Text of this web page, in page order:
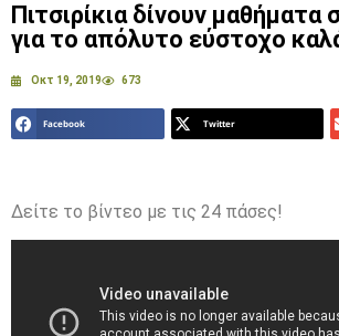
Πιτσιρίκια δίνουν μαθήματα
για το απόλυτο εύστοχο
Οκτ 19, 2019 673
Facebook Twitter
Δείτε το βίντεο με τις 24 πάσες!